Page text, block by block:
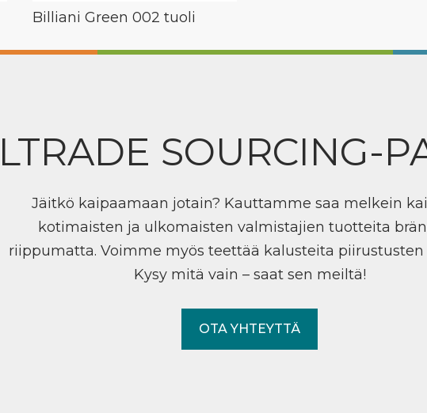
Billiani Green 002 tuoli
SOURCING-
Jäitkö kaipaamaan jotain? Kauttamme saa melkein
kotimaisten ja ulkomaisten valmistajien tuotteita
riippumatta. Voimme myös teettää kalusteita piirustusten
Kysy mitä vain – saat sen meiltä!
OTA YHTEYTTÄ